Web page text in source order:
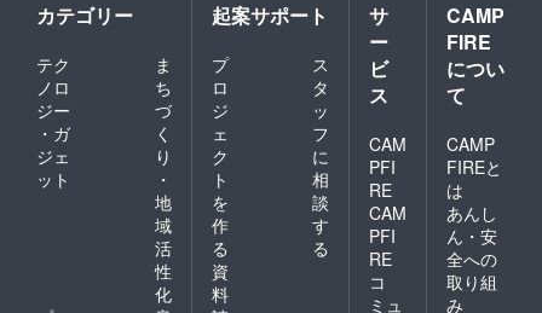
カテゴリー
テク
ノロ
ジー
・ガ
ジェ
ット
ま
ち
づ
く
り
・
地
域
活
性
化
起案サポート
プ
ロ
ジ
ェ
ク
ト
を
作
る
ス
タ
ッ
フ
に
相
談
す
る
資
料
サ
ー
ビ
ス
CAM
PFI
RE
CAM
PFI
RE
コ
ミュ
CAMP
FIRE
につい
て
CAMP
FIREと
は
あんし
ん・安
全への
取り組
み